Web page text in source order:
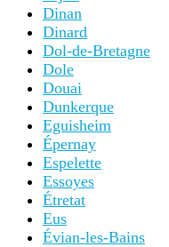
Dinan
Dinard
Dol-de-Bretagne
Dole
Douai
Dunkerque
Eguisheim
Épernay
Espelette
Essoyes
Étretat
Eus
Évian-les-Bains